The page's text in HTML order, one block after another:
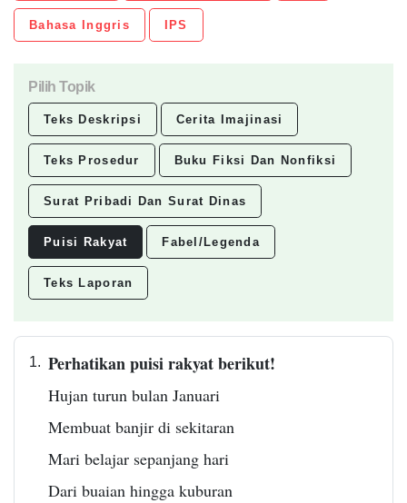
Bahasa Inggris IPS
Pilih Topik
Teks Deskripsi Cerita Imajinasi
Teks Prosedur Buku Fiksi Dan Nonfiksi
Surat Pribadi Dan Surat Dinas
Puisi Rakyat Fabel/Legenda
Teks Laporan
1. Perhatikan puisi rakyat berikut!
Hujan turun bulan Januari
Membuat banjir di sekitaran
Mari belajar sepanjang hari
Dari buaian hingga kuburan